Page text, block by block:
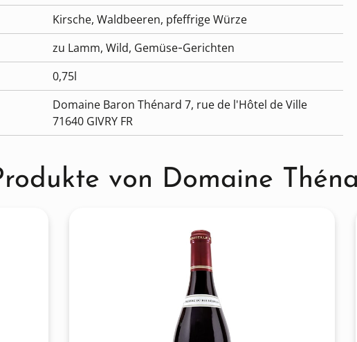
Kirsche, Waldbeeren, pfeffrige Würze
zu Lamm, Wild, Gemüse‑Gerichten
0,75l
Domaine Baron Thénard 7, rue de l'Hôtel de Ville
71640 GIVRY FR
von Domaine